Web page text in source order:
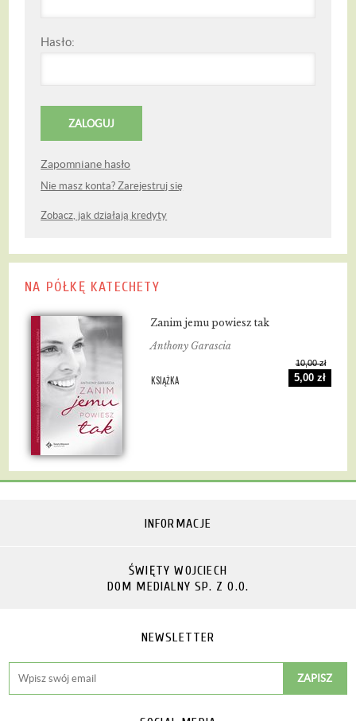
Hasło:
Zapomniane hasło
Nie masz konta? Zarejestruj się
Zobacz, jak działają kredyty
NA PÓŁKĘ KATECHETY
Zanim jemu powiesz tak
Anthony Garascia
KSIĄŻKA
10,00 zł
5,00 zł
INFORMACJE
ŚWIĘTY WOJCIECH
DOM MEDIALNY SP. Z O.O.
NEWSLETTER